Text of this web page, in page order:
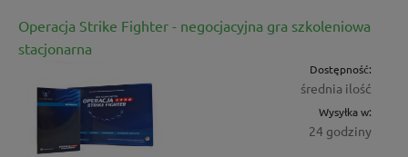
Operacja Strike Fighter - negocjacyjna gra szkoleniowa
stacjonarna
Dostępność:
średnia ilość
Wysyłka w:
24 godziny